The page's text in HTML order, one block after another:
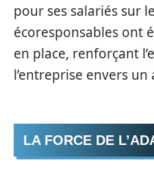
pour ses salariés sur
écoresponsables ont
en place, renforçant
l’entreprise envers
LA FORCE DE